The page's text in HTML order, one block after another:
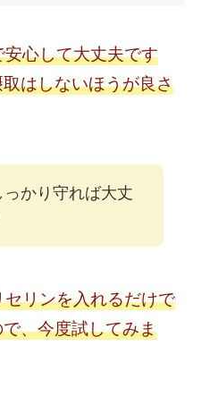
心して大丈夫です
はしないほうが良さ
かり守れば大丈
リンを入れるだけで
、今度試してみま